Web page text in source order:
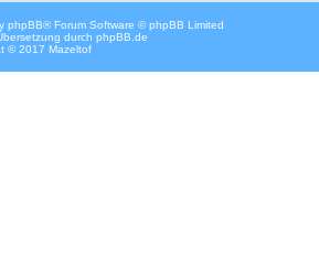
phpBB® Forum Software © phpBB Limited
durch phpBB.de
© 2017 Mazeltof